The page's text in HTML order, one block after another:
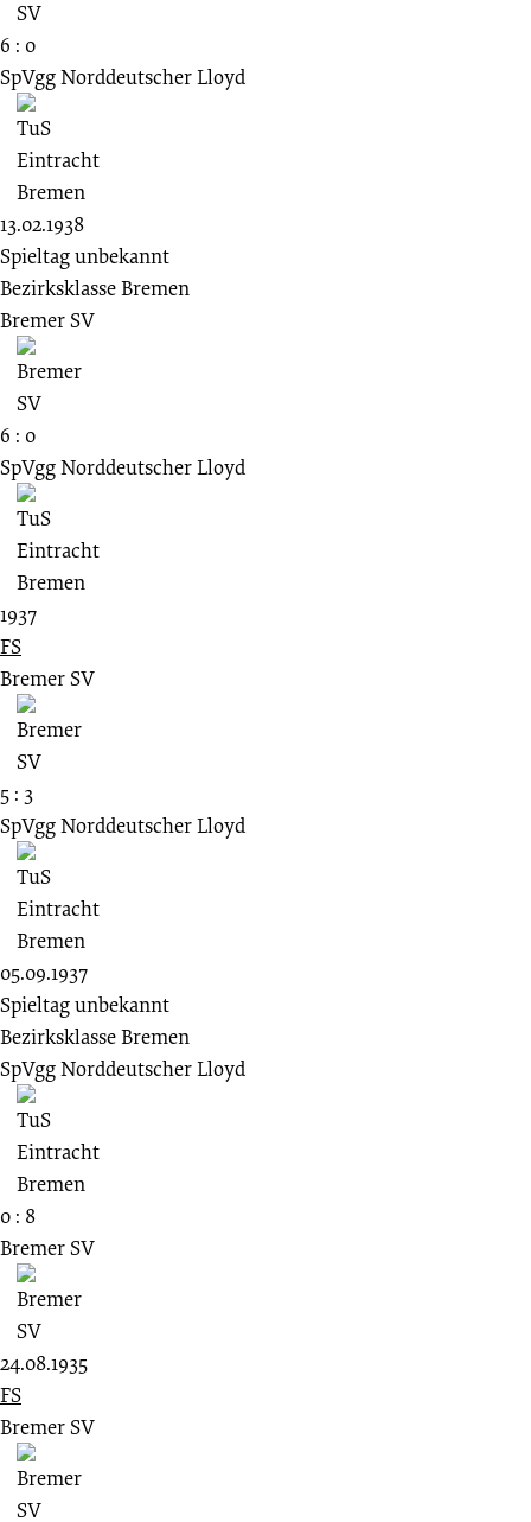
6 : 0
SpVgg Norddeutscher Lloyd
13.02.1938
Spieltag unbekannt
Bezirksklasse Bremen
Bremer SV
6 : 0
SpVgg Norddeutscher Lloyd
1937
FS
Bremer SV
5 : 3
SpVgg Norddeutscher Lloyd
05.09.1937
Spieltag unbekannt
Bezirksklasse Bremen
SpVgg Norddeutscher Lloyd
0 : 8
Bremer SV
24.08.1935
FS
Bremer SV